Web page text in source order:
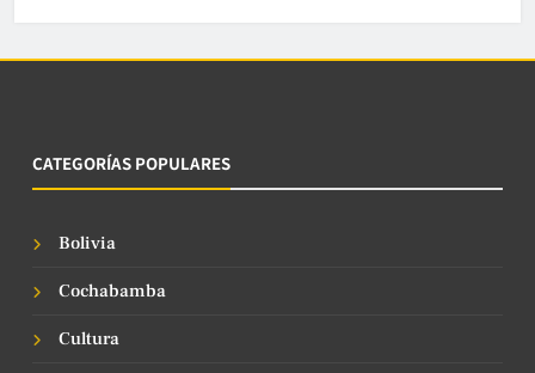
CATEGORÍAS POPULARES
Bolivia
Cochabamba
Cultura